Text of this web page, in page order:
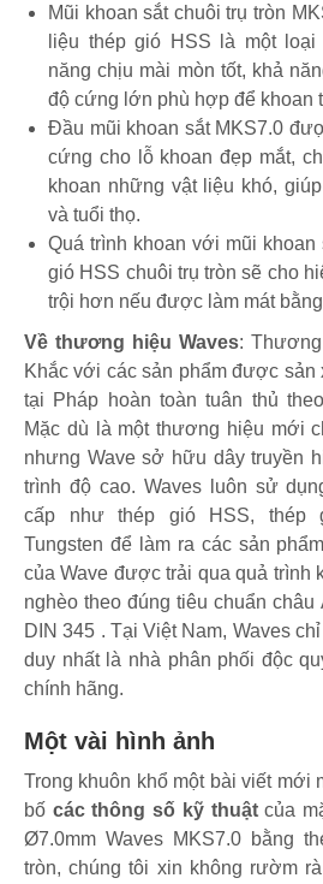
Mũi khoan sắt chuôi trụ tròn
liệu thép gió HSS là một
năng chịu mài mòn tốt, khả
độ cứng lớn phù hợp để khoan
Đầu mũi khoan sắt MKS7.0
cứng cho lỗ khoan đẹp mắt,
khoan những vật liệu khó,
và tuổi thọ.
Quá trình khoan với mũi khoan
gió HSS chuôi trụ tròn sẽ cho
trội hơn nếu được làm mát
Về thương hiệu Waves:
Khắc với các sản phẩm được sản
tại Pháp hoàn toàn tuân thủ
Mặc dù là một thương hiệu mới
nhưng Wave sở hữu dây truyền
trình độ cao. Waves luôn sử
cấp như thép gió HSS, thép
Tungsten để làm ra các sản
của Wave được trải qua quả trình
nghèo theo đúng tiêu chuẩn
DIN 345 . Tại Việt Nam, Waves
duy nhất là nhà phân phối độc
chính hãng.
Một vài hình ảnh
Trong khuôn khổ một bài viết mới
bố các thông số kỹ thuậtcủa
Ø7.0mm Waves MKS7.0 bằng
tròn, chúng tôi xin không rườm